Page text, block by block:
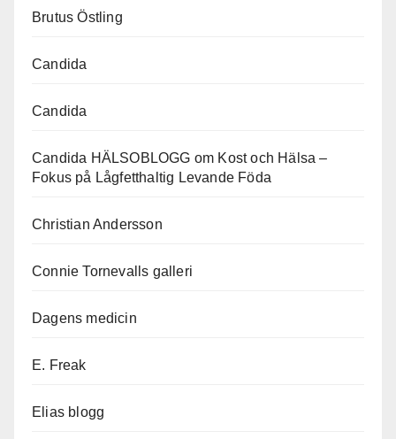
Brutus Östling
Candida
Candida
Candida HÄLSOBLOGG om Kost och Hälsa –
Fokus på Lågfetthaltig Levande Föda
Christian Andersson
Connie Tornevalls galleri
Dagens medicin
E. Freak
Elias blogg